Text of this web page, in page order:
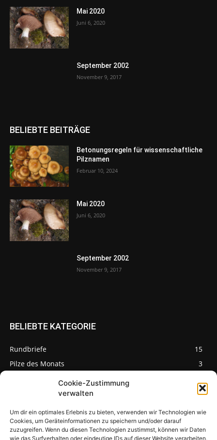
Cookie-Zustimmung
verwalten
Um dir ein optimales Erlebnis zu bieten, verwenden wir Technologien wie
Cookies, um Geräteinformationen zu speichern und/oder darauf
zuzugreifen. Wenn du diesen Technologien zustimmst, können wir Daten
wie das Surfverhalten oder eindeutige IDs auf dieser Website verarbeiten.
Mai 2020
Juni 6, 2020
September 2002
November 9, 2017
BELIEBTE BEITRÄGE
Betonungsregeln für wissenschaftliche
Pilznamen
Februar 10, 2024
Mai 2020
Juni 6, 2020
September 2002
November 9, 2017
BELIEBTE KATEGORIE
Rundbriefe
15
Pilze des Monats
3
Pilzseite